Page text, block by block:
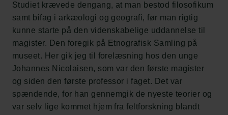
Studiet krævede dengang, at man bestod filosofikum
samt bifag i arkæologi og geografi, før man rigtig
kunne starte på den videnskabelige uddannelse til
magister. Den foregik på Etnografisk Samling på
museet. Her gik jeg til forelæsning hos den unge
Johannes Nicolaisen, som var den første magister
og siden den første professor i faget. Det var
spændende, for han gennemgik de nyeste teorier og
var selv lige kommet hjem fra feltforskning blandt